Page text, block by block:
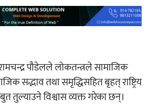
नेपालगञ्जमा पर्खाल भत्किँदा दुई मजदुरको मृत्यु
‘ईयुमा डट कम’ले बुधबारदेखि आफ्नो
रामचन्द्र पौडेलले लोकतन्त्रले सामाजिक
सद्भाव तथा समृद्धिसहित बृहत् राष्ट्रिय
विश्वास व्यक्त गरेका छन्।